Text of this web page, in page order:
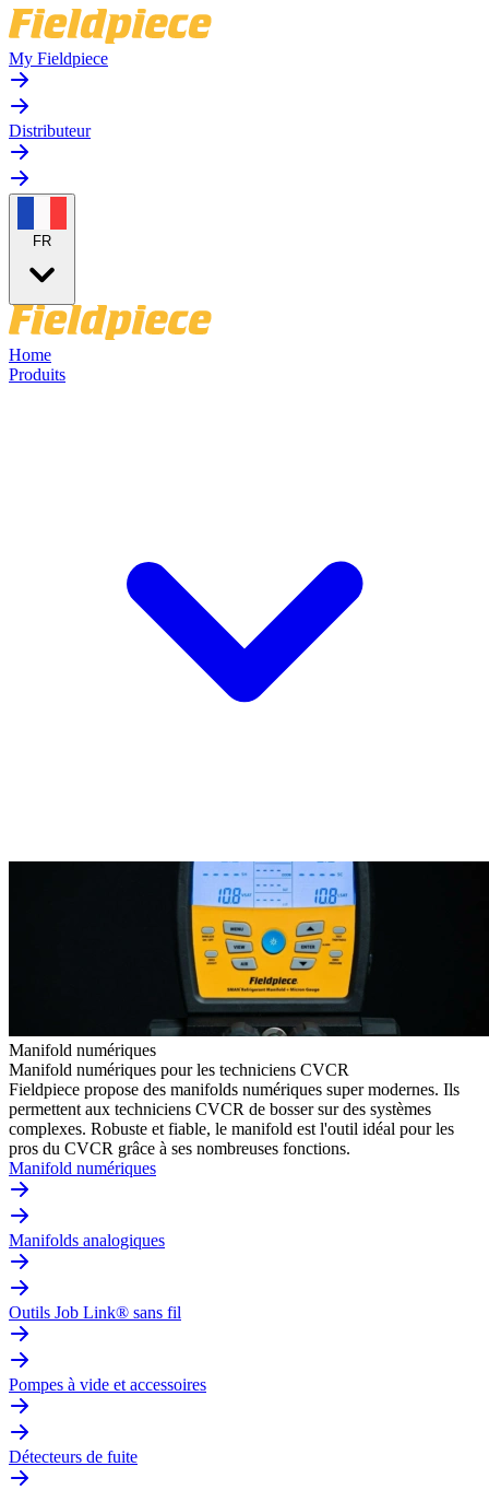
My Fieldpiece
Distributeur
FR
Home
Produits
Manifold numériques
Manifold numériques pour les techniciens CVCR
Fieldpiece propose des manifolds numériques super modernes. Ils
permettent aux techniciens CVCR de bosser sur des systèmes
complexes. Robuste et fiable, le manifold est l'outil idéal pour les
pros du CVCR grâce à ses nombreuses fonctions.
Manifold numériques
Manifolds analogiques
Outils Job Link® sans fil
Pompes à vide et accessoires
Détecteurs de fuite